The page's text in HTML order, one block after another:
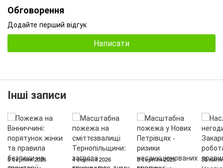
Обговорення
Додайте перший відгук
Написати
Інші записи
5 серпня 2026 4 серпня 2026 3 серпня 2026 30